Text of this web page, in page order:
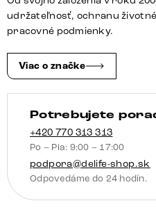
cm
keramika
Melange
bielo-
béžová
Conos
kov
titánová
farba
udržateľnosť, ochranu
pracovné podmienky.
Viac o značke
Potrebujete
+420 770 313 313
Po – Pia: 9:00 – 17:00
podpora@delife-shop.sk
Odpovedáme do 24 hodín.